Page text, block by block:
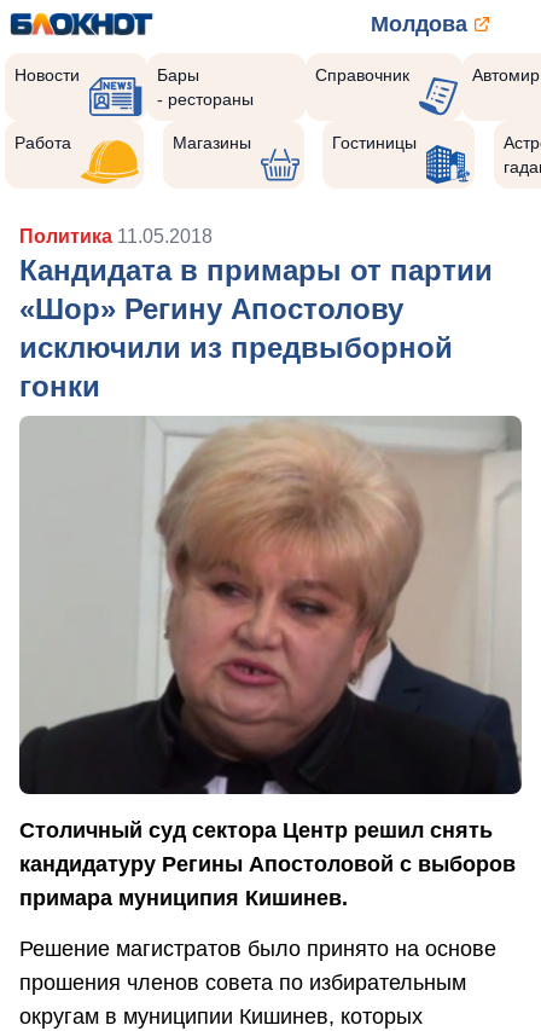
Молдова
Новости
Бары
- рестораны
Справочник Автомир
Работа Магазины Гостиницы
Политика 11.05.2018
Кандидата в примары от партии
«Шор» Регину Апостолову
исключили из предвыборной
гонки
Столичный суд сектора Центр решил снять
кандидатуру Регины Апостоловой с выборов
примара муниципия Кишинев.
Решение магистратов было принято на основе
прошения членов совета по избирательным
округам в муниципии Кишинев, которых